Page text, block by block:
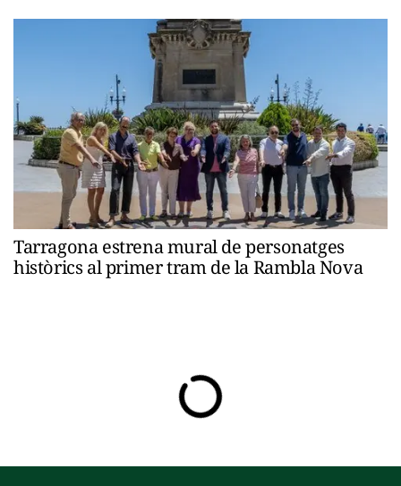
Tarragona estrena mural de personatges
històrics al primer tram de la Rambla Nova